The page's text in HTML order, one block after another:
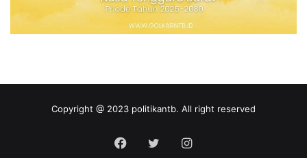
Copyright @ 2023 politikantb. All right reserved
Facebook
TwitterInstagram